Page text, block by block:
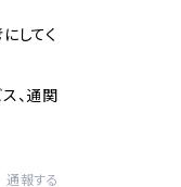
してく
、通関
通報する